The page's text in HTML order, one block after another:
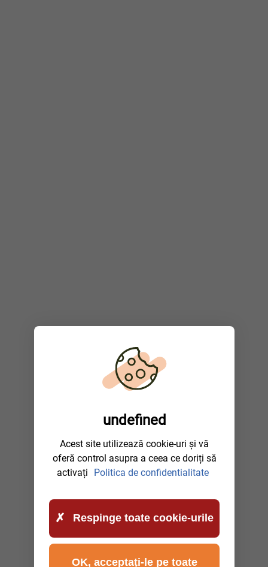
undefined
Acest site utilizează cookie-uri și vă
oferă control asupra a ceea ce doriți să
activați
Politica de confidentialitate
Respinge toate cookie-urile
OK, acceptați-le pe toate